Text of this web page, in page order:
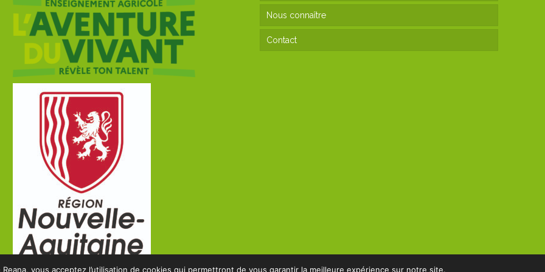
Nous connaître
Contact
vous acceptez l’utilisation de cookies qui permettront de vous garantir la meilleure expérience sur notre site.